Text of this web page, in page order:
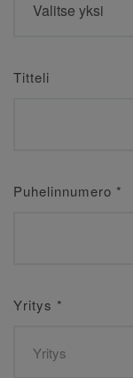
Titteli
Puhelinnumero *
Yritys *